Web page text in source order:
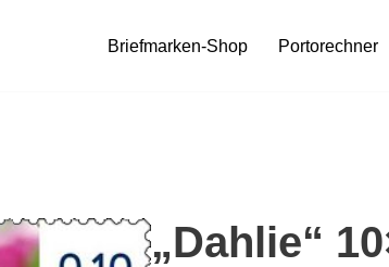
Briefmarken-Shop Portorechner
„Dahlie“